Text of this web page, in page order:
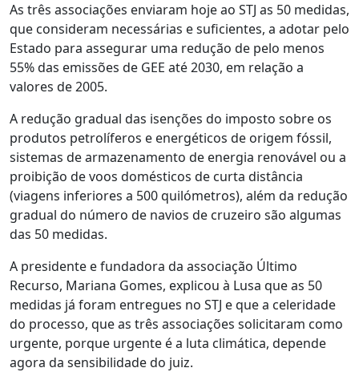
As três associações enviaram hoje ao STJ as 50 medidas,
que consideram necessárias e suficientes, a adotar pelo
Estado para assegurar uma redução de pelo menos
55% das emissões de GEE até 2030, em relação a
valores de 2005.
A redução gradual das isenções do imposto sobre os
produtos petrolíferos e energéticos de origem fóssil,
sistemas de armazenamento de energia renovável ou a
proibição de voos domésticos de curta distância
(viagens inferiores a 500 quilómetros), além da redução
gradual do número de navios de cruzeiro são algumas
das 50 medidas.
A presidente e fundadora da associação Último
Recurso, Mariana Gomes, explicou à Lusa que as 50
medidas já foram entregues no STJ e que a celeridade
do processo, que as três associações solicitaram como
urgente, porque urgente é a luta climática, depende
agora da sensibilidade do juiz.